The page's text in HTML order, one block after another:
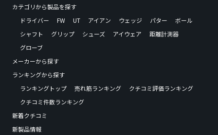
カテゴリから製品を探す
ドライバー
FW UT アイアン ウェッジ パター
ボール
シャフト
グリップ シューズ アイウェア
距離計測器
グローブ
メーカーから探す
ランキングから探す
ランキングトップ
売れ筋ランキング
クチコミ評価ランキング
クチコミ件数ランキング
新着クチコミ
新製品情報